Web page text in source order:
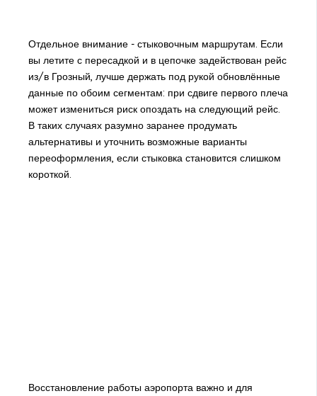
Отдельное внимание - стыковочным маршрутам. Если
вы летите с пересадкой и в цепочке задействован рейс
из/в Грозный, лучше держать под рукой обновлённые
данные по обоим сегментам: при сдвиге первого плеча
может измениться риск опоздать на следующий рейс.
В таких случаях разумно заранее продумать
альтернативы и уточнить возможные варианты
переоформления, если стыковка становится слишком
короткой.
Восстановление работы аэропорта важно и для